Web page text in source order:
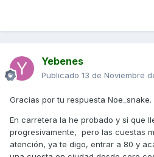
Yebenes
Publicado 13 de Noviembre
Gracias por tu respuesta Noe_snake.
En carretera la he probado y si que
progresivamente, pero las cuestas
atención, ya te digo, entrar a 80 y